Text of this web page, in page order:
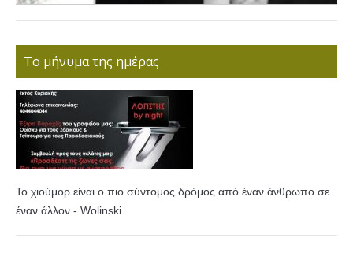
Το μήνυμα της ημέρας
Το χιούμορ είναι ο πιο σύντομος δρόμος από έναν άνθρωπο σε
έναν άλλον - Wolinski